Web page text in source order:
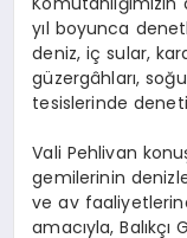
yıl boyunca
deniz, iç sular,
güzergâhları,
tesislerinde
Vali Pehlivan
gemilerinin
ve av
amacıyla,